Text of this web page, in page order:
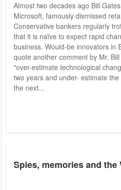
Almost two decades ago Bill
Microsoft, famously dismissed
Conservative bankers regularly
that it is naïve to expect rapid
business. Would-be innovators in
quote another comment by Mr.
"over-estimate technological
two years and under- estimate
the next...
Spies, memories and the